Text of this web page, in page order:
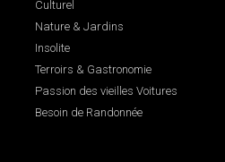
Culturel
Nature & Jardins
Insolite
Terroirs & Gastronomie
Passion des vieilles Voitures
Besoin de Randonnée